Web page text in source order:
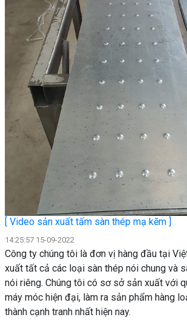
[ Video sản xuất tấm sàn thép mạ kẽm ]
14:25:57 15-09-2022
Công ty chúng tôi là đơn vị hàng đầu tại
xuất tất cả các loại sàn thép nói chung và
nói riêng. Chúng tôi có sơ sở sản xuất với
máy móc hiện đại, làm ra sản phẩm hàng
thành cạnh tranh nhất hiện nay.